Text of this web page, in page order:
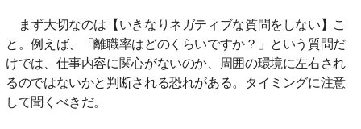
まず大切なのは【いきなりネガティブな質問をしない】こ
と。例えば、「離職率はどのくらいですか？」という質問だ
けでは、仕事内容に関心がないのか、周囲の環境に左右され
るのではないかと判断される恐れがある。タイミングに注意
して聞くべきだ。